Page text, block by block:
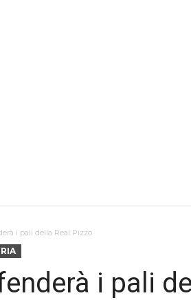
i pali della Real Pizzo
i pali